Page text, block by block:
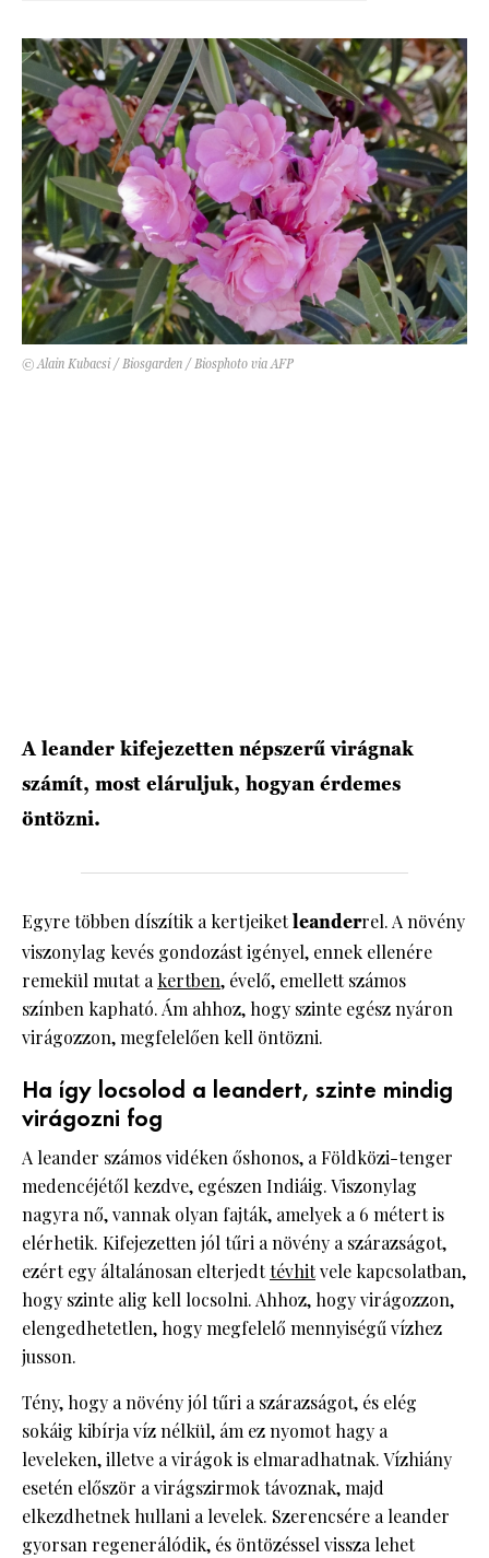
© Alain Kubacsi / Biosgarden / Biosphoto via AFP
A leander kifejezetten népszerű virágnak
számít, most eláruljuk, hogyan érdemes
öntözni.
Egyre többen díszítik a kertjeiketleanderrel. A növény
viszonylag kevés gondozást igényel, ennek ellenére
remekül mutat akertben, évelő, emellett számos
színben kapható. Ám ahhoz, hogy szinte egész nyáron
virágozzon, megfelelően kell öntözni.
Ha így locsolod a leandert, szinte mindig
virágozni fog
A leander számos vidéken őshonos, a Földközi-tenger
medencéjétől kezdve, egészen Indiáig. Viszonylag
nagyra nő, vannak olyan fajták, amelyek a 6 métert is
elérhetik. Kifejezetten jól tűri a növény a szárazságot,
ezért egy általánosan elterjedttévhitvele kapcsolatban,
hogy szinte alig kell locsolni. Ahhoz, hogy virágozzon,
elengedhetetlen, hogy megfelelő mennyiségű vízhez
jusson.
Tény, hogy a növény jól tűri a szárazságot, és elég
sokáig kibírja víz nélkül, ám ez nyomot hagy a
leveleken, illetve a virágok is elmaradhatnak. Vízhiány
esetén először a virágszirmok távoznak, majd
elkezdhetnek hullani a levelek. Szerencsére a leander
gyorsan regenerálódik, és öntözéssel vissza lehet